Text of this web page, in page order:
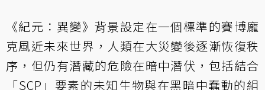
《紀元：異變》背景設定在一個標準的賽博龐
克風近未來世界，人類在大災變後逐漸恢復秩
序，但仍有潛藏的危險在暗中潛伏，包括結合
「SCP」要素的未知生物與在黑暗中蠢動的組